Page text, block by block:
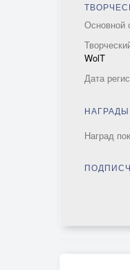
Основной
WolT
Дата
НАГРАДЫ
Наград